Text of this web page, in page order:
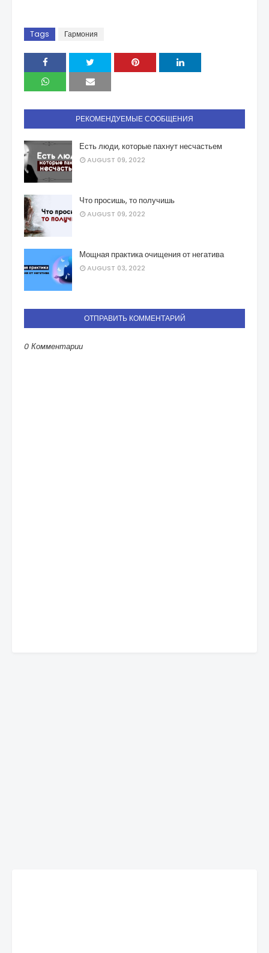
Tags Гармония
РЕКОМЕНДУЕМЫЕ СООБЩЕНИЯ
Есть люди, которые пахнут несчастьем
AUGUST 09, 2022
Что просишь, то получишь
AUGUST 09, 2022
Мощная практика очищения от негатива
AUGUST 03, 2022
ОТПРАВИТЬ КОММЕНТАРИЙ
0 Комментарии